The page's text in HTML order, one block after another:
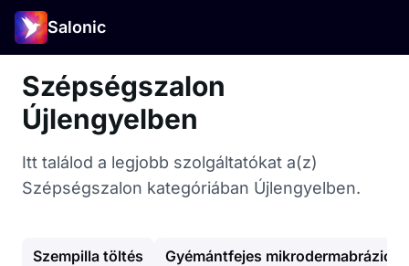
Salonic
Szépségszalon
Újlengyelben
Itt találod a legjobb szolgáltatókat a(z)
Szépségszalon kategóriában Újlengyelben.
Szempilla töltés Gyémántfejes mikrodermabrázió